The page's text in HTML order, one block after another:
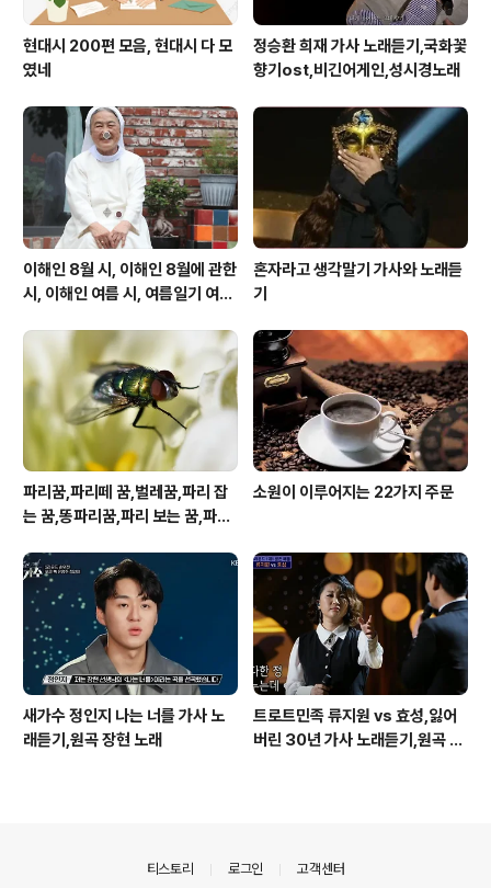
현대시 200편 모음, 현대시 다 모
였네
정승환 희재 가사 노래듣기,국화꽃
향기ost,비긴어게인,성시경노래
이해인 8월 시, 이해인 8월에 관한
시, 이해인 여름 시, 여름일기 여름
혼자라고 생각말기 가사와 노래듣
기
파리꿈,파리떼 꿈,벌레꿈,파리 잡
는 꿈,똥파리꿈,파리 보는 꿈,파리
소원이 이루어지는 22가지 주문
새가수 정인지 나는 너를 가사 노
래듣기,원곡 장현 노래
트로트민족 류지원 vs 효성,잃어
버린 30년 가사 노래듣기,원곡 설
티스토리 로그인 고객센터